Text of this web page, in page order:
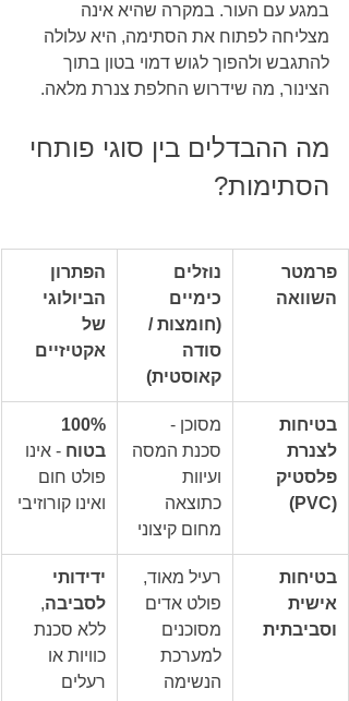
במגע עם העור. במקרה שהיא אינה
מצליחה לפתוח את הסתימה, היא עלולה
להתגבש ולהפוך לגוש דמוי בטון בתוך
הצינור, מה שידרוש החלפת צנרת מלאה.
מה ההבדלים בין סוגי פותחי
הסתימות?
פרמטר
השוואה
נוזלים
כימיים
(חומצות /
סודה
קאוסטית)
הפתרון
הביולוגי
של
אקטיזיים
בטיחות
לצנרת
פלסטיק
(PVC)
מסוכן -
סכנת המסה
ועיוות
כתוצאה
מחום קיצוני
בטוח - אינו
פולט חום
ואינו קורוזיבי
בטיחות
אישית
וסביבתית
רעיל מאוד,
פולט אדים
מסוכנים
למערכת
הנשימה
ידידותי
לסביבה,
ללא סכנת
כוויות או
רעלים